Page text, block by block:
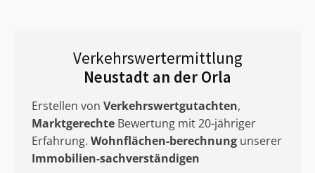
Verkehrswertermittlung
Neustadt an der Orla
Erstellen von Verkehrswertgutachten,
Marktgerechte Bewertung mit 20-jähriger
Erfahrung. Wohnflächen-berechnung unserer
Immobilien-sachverständigen